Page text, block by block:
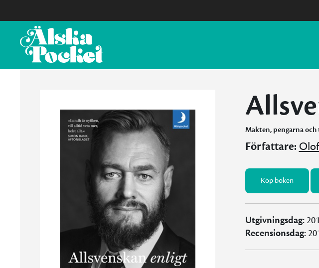
Makten, pengarna
Författare:
Köp boken
Utgivningsdag:
Recensionsdag: